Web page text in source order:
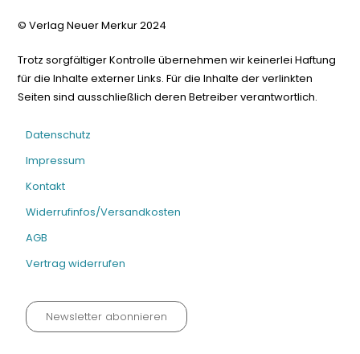
© Verlag Neuer Merkur 2024
Trotz sorgfältiger Kontrolle übernehmen wir keinerlei Haftung
für die Inhalte externer Links. Für die Inhalte der verlinkten
Seiten sind ausschließlich deren Betreiber verantwortlich.
Datenschutz
Impressum
Kontakt
Widerrufinfos/Versandkosten
AGB
Vertrag widerrufen
Newsletter abonnieren